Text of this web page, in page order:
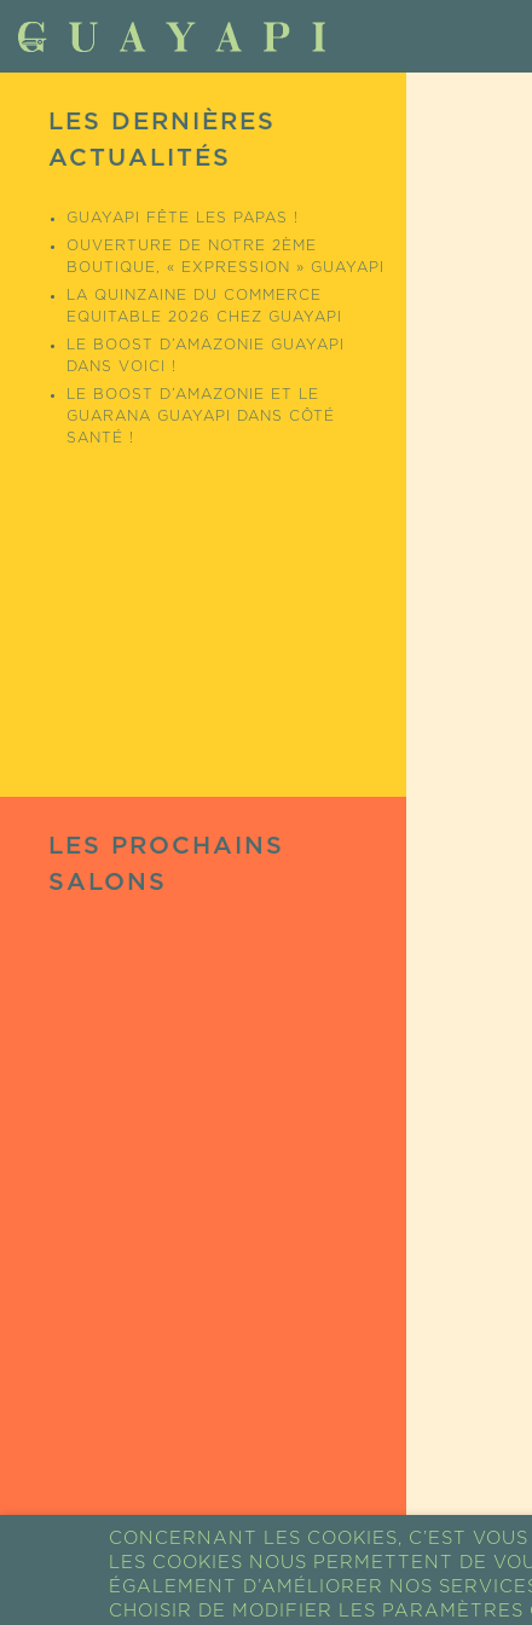
LES DERNIÈRES
ACTUALITÉS
GUAYAPI FÊTE LES PAPAS !
OUVERTURE DE NOTRE 2ÈME
BOUTIQUE, « EXPRESSION » GUAYAPI
LA QUINZAINE DU COMMERCE
EQUITABLE 2026 CHEZ GUAYAPI
LE BOOST D’AMAZONIE GUAYAPI
DANS VOICI !
LE BOOST D’AMAZONIE ET LE
GUARANA GUAYAPI DANS CÔTÉ
SANTÉ !
LES PROCHAINS
SALONS
RETOUR AUX
ACTUALITÉS
CONCERNANT LES COOKIES, C’EST
LES COOKIES NOUS PERMETTENT DE
ÉGALEMENT D’AMÉLIORER NOS
CHOISIR DE MODIFIER LES PARAMÈTRES